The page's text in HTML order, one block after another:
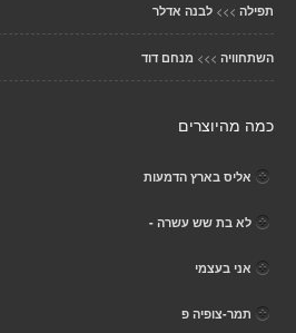
תפילה >>> לבנה אדלר
השתחוויה >>> מנחם דוד
כמה מהיוצרים
אליס בארץ הדמעות
לא בת שש עשרה -
אני בעצמי
תמר-צופיה פ